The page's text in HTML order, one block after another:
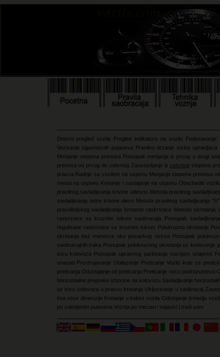
Dnevni pregled vozila Pregled indikatora na vozilu
Vezivanje sigurnosnih pojaseva Pravilno drzanje tocka
Menjanje stepena prenosa Postupak menjanja iz prvog u drugi
prenosa od prvog do cetvrtog Zaustavljanje iz cetvrtog stepena
pravca Radnje sa vozilom na usponu Menjanje stepena prenosa
mesta na usponu Kretanje i zastajanje na usponu Obezbediti
pravilnog savladjivanja krivine udesno Metoda pravilnog
savladjivanja ostre krivine ulevo Metoda pravilnog savladjivanja
pravolinijskog savladjivanja krstaste raskrsnice Metoda
raskrsnice sa kruznim tokom saobracaja Postupak
regulisane raskrsnice sa kruznim tokom Polukruzno okretanje
okretanja bez manevra oko pesackog ostrva Postupak
saobracajnih traka Postupak polukruznog okretanja uz koriscenje
ivicu kolovoza Postupak upravnog parkiranja voznjom unapred
unazad Prestrojavanje Obilazenje PreticanjeVozilo koje se
preticanja Odustajanje od preticanja Preticanje nocu podrazumeva
horizontalne prepreke izbocine na kolovozu Savladjivanje
uz ivicu kolovoza u pravcu kretanja Ukljucivanje u saobracaj
ima vece dimenzije Kretanje u koloni vozila Odstojanje izmedju
po zaledjenim putevima Voznja po mecavi i vejavici Uradi sam